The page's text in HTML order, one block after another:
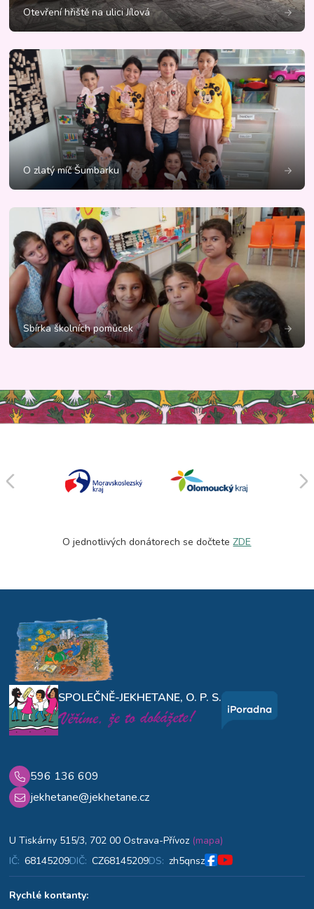
Otevření hřiště na ulici Jílová
O zlatý míč Šumbarku
Sbírka školních pomůcek
O jednotlivých donátorech se dočteteZDE
SPOLEČNĚ-JEKHETANE, O. P. S.
596 136 609
jekhetane@jekhetane.cz
U Tiskárny 515/3, 702 00 Ostrava-Přívoz (mapa)
IČ: 68145209DIČ: CZ68145209DS: zh5qnsz
Rychlé kontanty: